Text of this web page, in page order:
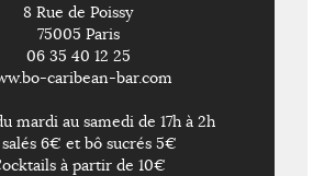
8 Rue de Poissy
75005 Paris
06 35 40 12 25
caribean-bar.com
mardi au samedi de 17h à 2h
6€ et bô sucrés 5€
à partir de 10€